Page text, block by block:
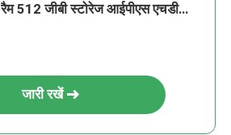
रैम 512 जीबी स्टोरेज आईपीएस एचडी
जारी रखें